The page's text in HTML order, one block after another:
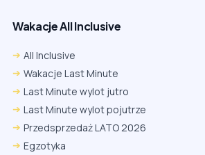
Wakacje All Inclusive
All Inclusive
Wakacje Last Minute
Last Minute wylot jutro
Last Minute wylot pojutrze
Przedsprzedaż LATO 2026
Egzotyka